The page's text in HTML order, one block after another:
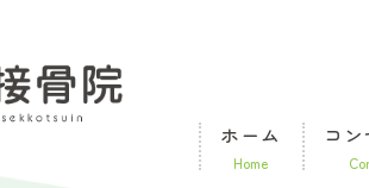
ホーム
home
コ